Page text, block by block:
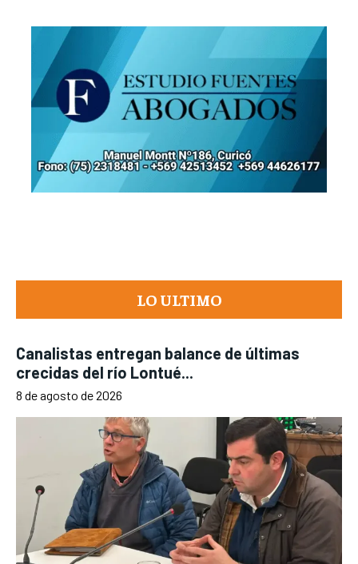
LO ULTIMO
Canalistas entregan balance de últimas
crecidas del río Lontué...
8 de agosto de 2026